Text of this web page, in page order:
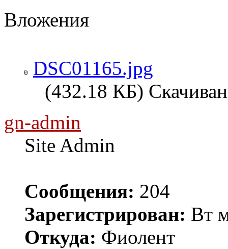
Вложения
DSC01165.jpg
(432.18 КБ)
gn-admin
Site Admin
Сообщения: 204
Зарегистрирован: Вт
Откуда: Фиолент